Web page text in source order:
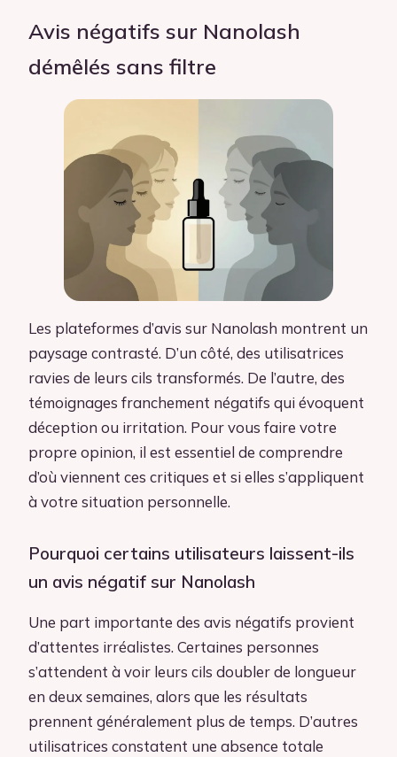
Avis négatifs sur Nanolash
démêlés sans filtre
Les plateformes d’avis sur Nanolash montrent un
paysage contrasté. D’un côté, des utilisatrices
ravies de leurs cils transformés. De l’autre, des
témoignages franchement négatifs qui évoquent
déception ou irritation. Pour vous faire votre
propre opinion, il est essentiel de comprendre
d’où viennent ces critiques et si elles s’appliquent
à votre situation personnelle.
Pourquoi certains utilisateurs laissent-ils
un avis négatif sur Nanolash
Une part importante des avis négatifs provient
d’attentes irréalistes. Certaines personnes
s’attendent à voir leurs cils doubler de longueur
en deux semaines, alors que les résultats
prennent généralement plus de temps. D’autres
utilisatrices constatent une absence totale